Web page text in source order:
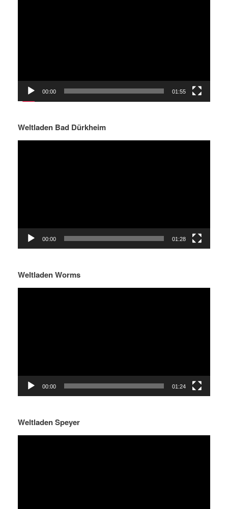
00:00 01:55
Weltladen Bad Dürkheim
00:00 01:28
Weltladen Worms
00:00 01:24
Weltladen Speyer